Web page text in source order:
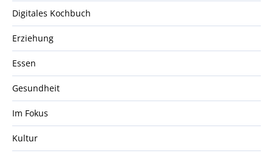
Digitales Kochbuch
Erziehung
Essen
Gesundheit
Im Fokus
Kultur